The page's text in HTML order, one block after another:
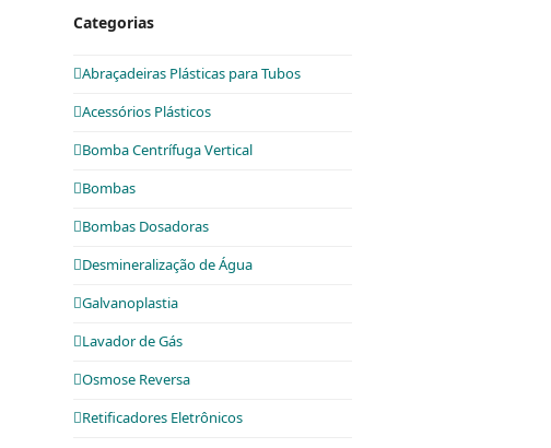
Categorias
Abraçadeiras Plásticas para Tubos
Acessórios Plásticos
Bomba Centrífuga Vertical
Bombas
Bombas Dosadoras
Desmineralização de Água
Galvanoplastia
Lavador de Gás
Osmose Reversa
Retificadores Eletrônicos